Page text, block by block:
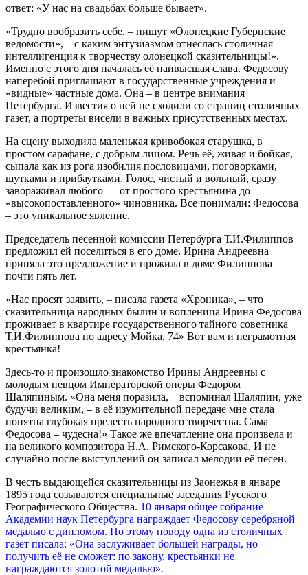
ответ: «У нас на свадьбах больше бывает».
«Трудно вообразить себе, – пишут «Олонецкие Губернские
ведомости», – с каким энтузиазмом отнеслась столичная
интеллигенция к творчеству олонецкой сказительницы!».
Именно с этого дня началась её наивысшая слава. Федосову
наперебой приглашают в государственные учреждения и
«видные» частные дома. Она – в центре внимания
Петербурга. Известия о ней не сходили со страниц столичных
газет, а портреты висели в важных присутственных местах.
На сцену выходила маленькая кривобокая старушка, в
простом сарафане, с добрым лицом. Речь её, живая и бойкая,
сыпала как из рога изобилия пословицами, поговорками,
шутками и прибаутками. Голос, чистый и вольный, сразу
завораживал любого — от простого крестьянина до
«высокопоставленного» чиновника. Все понимали: Федосова
– это уникальное явление.
Председатель песенной комиссии Петербурга Т.И.Филиппов
предложил ей поселиться в его доме. Ирина Андреевна
приняла это предложение и прожила в доме Филиппова
почти пять лет.
«Нас просят заявить, – писала газета «Хроника», – что
сказительница народных былин и вопленица Ирина Федосова
проживает в квартире государственного тайного советника
Т.И.Филиппова по адресу Мойка, 74» Вот вам и неграмотная
крестьянка!
Здесь-то и произошло знакомство Ирины Андреевны с
молодым певцом Императорской оперы Федором
Шаляпиным. «Она меня поразила, – вспоминал Шаляпин, уже
будучи великим, – в её изумительной передаче мне стала
понятна глубокая прелесть народного творчества. Сама
Федосова – чудесна!» Такое же впечатление она произвела и
на великого композитора Н.А. Римского-Корсакова. И не
случайно после выступлений он записал мелодии её песен.
В честь выдающейся сказительницы из Заонежья в январе
1895 года созываются специальные заседания Русского
Географического Общества. 10 января общее собрание
Академии наук Петербурга награждает Федосову серебряной
медалью с дипломом. По этому поводу одна из столичных
газет писала: «Она заслуживает большей награды, но
получить её не сможет: по закону, крестьянки не
награждаются золотой медалью».